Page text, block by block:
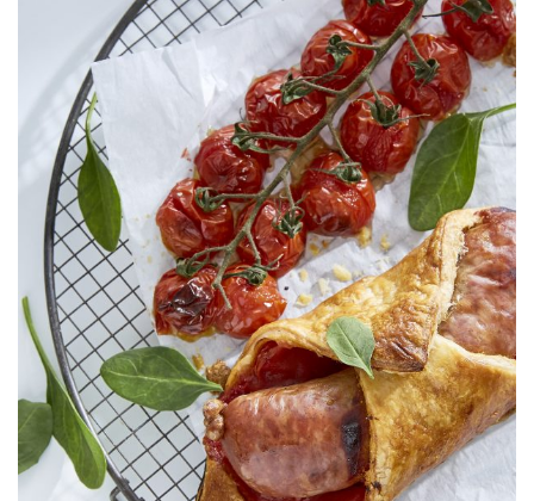
À
CHIPOLATA
&
CHOUX
ROUGE